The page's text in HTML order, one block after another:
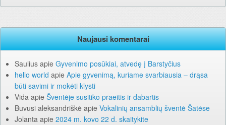
Naujausi komentarai
Saulius apie Gyvenimo posūkiai, atvedę į Barstyčius
hello world apie Apie gyvenimą, kuriame svarbiausia – drąsa
būti savimi ir mokėti klysti
Vida apie Šventėje susitiko praeitis ir dabartis
Buvusi aleksandriškė apie Vokalinių ansamblių šventė Šatėse
Jolanta apie 2024 m. kovo 22 d. skaitykite